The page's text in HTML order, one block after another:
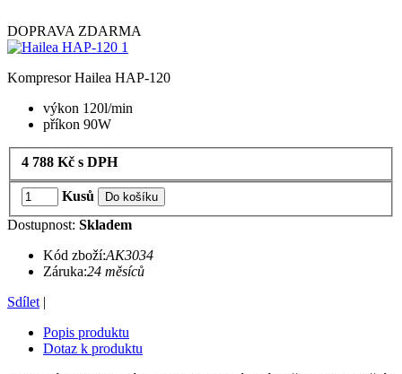
DOPRAVA ZDARMA
Kompresor Hailea HAP-120
výkon 120l/min
příkon 90W
4 788 Kč s DPH
Kusů Do košíku
Dostupnost: Skladem
Kód zboží:AK3034
Záruka:24 měsíců
Sdílet |
Popis produktu
Dotaz k produktu